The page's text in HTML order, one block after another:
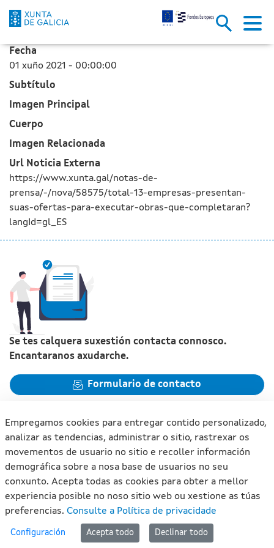
Un total de 13 empresas
Skip to Main Content
Fecha
01 xuño 2021 - 00:00:00
Subtítulo
Imagen Principal
Cuerpo
Imagen Relacionada
Url Noticia Externa
https://www.xunta.gal/notas-de-
prensa/-/nova/58575/total-13-empresas-presentan-
suas-ofertas-para-executar-obras-que-completaran?
langId=gl_ES
Se tes calquera suxestión contacta connosco.
Encantaranos axudarche.
Formulario de contacto
Xunta de Galicia. Información mantida e publicada na internet
pola Xunta de Galicia
Atención á cidadanía
Accesibilidade
Empregamos cookies para entregar contido personalizado,
analizar as tendencias, administrar o sitio, rastrexar os
movementos de usuario no sitio e recoller información
demográfica sobre a nosa base de usuarios no seu
conxunto. Acepta todas as cookies para obter a mellor
experiencia posible no noso sitio web ou xestione as túas
preferencias. Consulte a Política de privacidade
Configuración Acepta todo Declinar todo